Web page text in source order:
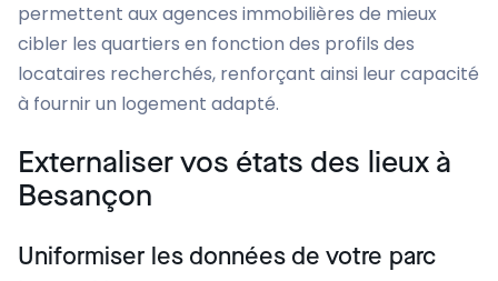
permettent aux agences immobilières de mieux
cibler les quartiers en fonction des profils des
locataires recherchés, renforçant ainsi leur capacité
à fournir un logement adapté.
Externaliser vos états des lieux à
Besançon
Uniformiser les données de votre parc